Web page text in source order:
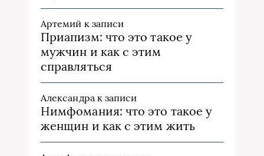
Артемий к записи
Приапизм: что это такое у
мужчин и как с этим
справляться
Александрак записи
Нимфомания: что это такое у
женщин и как с этим жить